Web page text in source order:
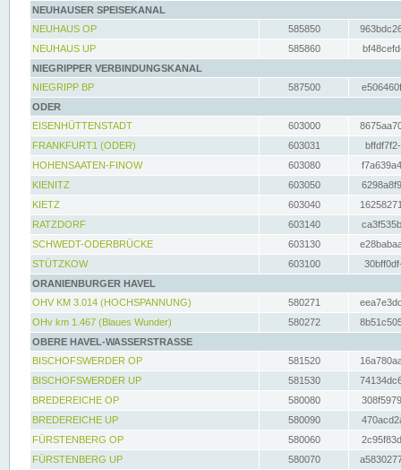
NEUHAUSER SPEISEKANAL
NEUHAUS OP
585850
NEUHAUS UP
585860
NIEGRIPPER VERBINDUNGSKANAL
NIEGRIPP BP
587500
ODER
EISENHÜTTENSTADT
603000
FRANKFURT1 (ODER)
603031
HOHENSAATEN-FINOW
603080
KIENITZ
603050
KIETZ
603040
RATZDORF
603140
SCHWEDT-ODERBRÜCKE
603130
STÜTZKOW
603100
ORANIENBURGER HAVEL
OHV KM 3.014 (HOCHSPANNUNG)
580271
OHv km 1.467 (Blaues Wunder)
580272
OBERE HAVEL-WASSERSTRASSE
BISCHOFSWERDER OP
581520
BISCHOFSWERDER UP
581530
BREDEREICHE OP
580080
BREDEREICHE UP
580090
FÜRSTENBERG OP
580060
FÜRSTENBERG UP
580070